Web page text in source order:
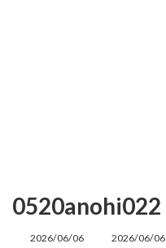
0520anohi022
2026/06/06
最
2026/06/06